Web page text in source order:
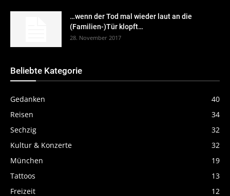
…wenn der Tod mal wieder laut an die
(Familien-)Tür klopft…
28. November 2017
Beliebte Kategorie
Gedanken
40
Reisen
34
Sechzig
32
Kultur & Konzerte
32
München
19
Tattoos
13
Freizeit
12